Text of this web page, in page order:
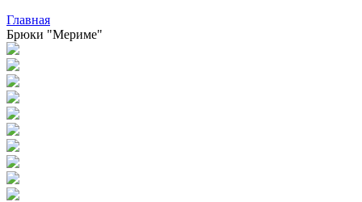
Главная
Брюки "Мериме"